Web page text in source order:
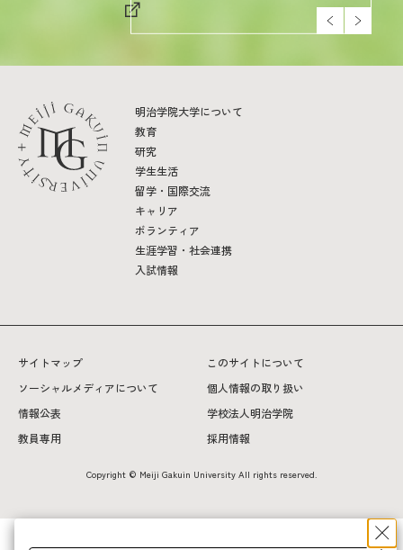
明治学院大学について
教育
研究
学生生活
留学・国際交流
キャリア
ボランティア
生涯学習・社会連携
入試情報
サイトマップ
このサイトについて
ソーシャルメディアについて
個人情報の取り扱い
情報公表
学校法人明治学院
教員専用
採用情報
Copyright © Meiji Gakuin University All rights reserved.